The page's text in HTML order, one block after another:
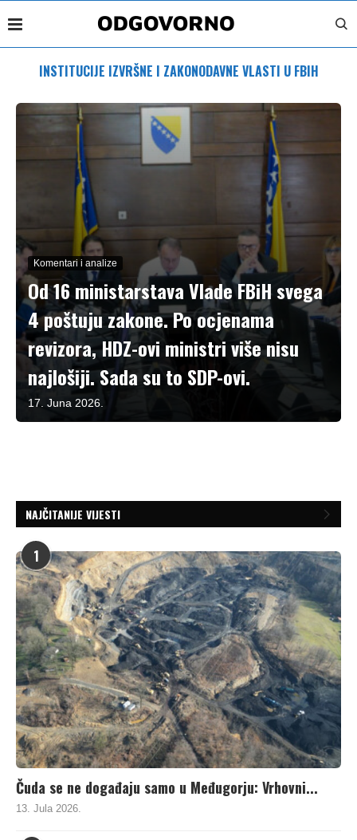
INSTITUCIJE IZVRŠNE I ZAKONODAVNE VLASTI U FBIH
Komentari i analize
Od 16 ministarstava Vlade FBiH svega
4 poštuju zakone. Po ocjenama
revizora, HDZ-ovi ministri više nisu
najlošiji. Sada su to SDP-ovi.
17. Juna 2026.
NAJČITANIJE VIJESTI
1
Čuda se ne događaju samo u Međugorju: Vrhovni...
13. Jula 2026.